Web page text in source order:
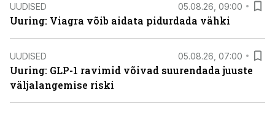
UUDISED 05.08.26, 09:00
Uuring: Viagra võib aidata pidurdada vähki
UUDISED 05.08.26, 07:00
Uuring: GLP-1 ravimid võivad suurendada juuste
väljalangemise riski